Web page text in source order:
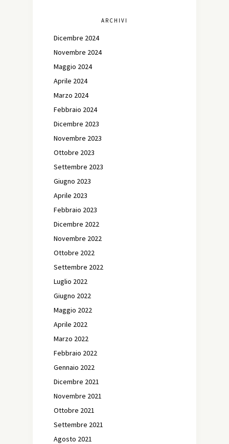
ARCHIVI
Dicembre 2024
Novembre 2024
Maggio 2024
Aprile 2024
Marzo 2024
Febbraio 2024
Dicembre 2023
Novembre 2023
Ottobre 2023
Settembre 2023
Giugno 2023
Aprile 2023
Febbraio 2023
Dicembre 2022
Novembre 2022
Ottobre 2022
Settembre 2022
Luglio 2022
Giugno 2022
Maggio 2022
Aprile 2022
Marzo 2022
Febbraio 2022
Gennaio 2022
Dicembre 2021
Novembre 2021
Ottobre 2021
Settembre 2021
Agosto 2021